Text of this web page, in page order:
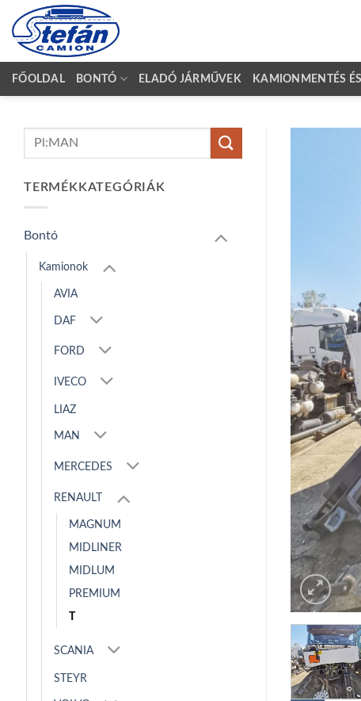
content
FŐOLDAL BONTÓ ELADÓ JÁRMŰVEK KAMIONMENTÉS
Keresés
TERMÉKKATEGÓRIÁK
Bontó
Kamionok
AVIA
DAF
FORD
IVECO
LIAZ
MAN
MERCEDES
RENAULT
MAGNUM
MIDLINER
MIDLUM
PREMIUM
T
SCANIA
STEYR